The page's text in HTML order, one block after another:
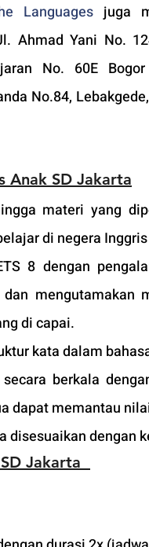
Languages juga
Ahmad Yani No.
No. 60E
No.84,
Anak SD Jakarta
materi yang
di negera
8 dengan
mengutamakan
di capai.
kata dalam
berkala
dapat memantau
dengan
Jakarta